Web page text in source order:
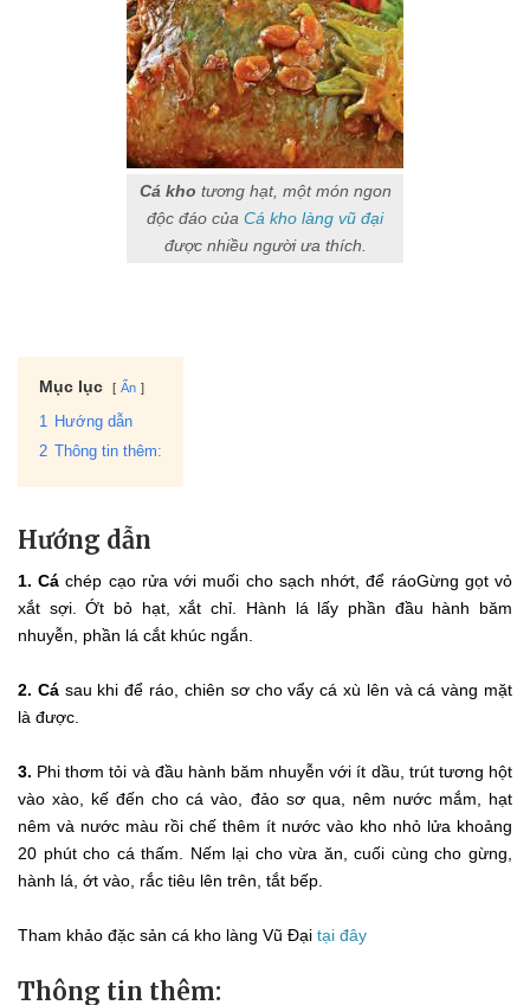
Cá kho tương hạt, một món ngon
độc đáo của Cá kho làng vũ đại
được nhiều người ưa thích.
Mục lục Ẩn
1
Hướng dẫn
2 Thông tin thêm:
Hướng dẫn
1. Cá chép cạo rửa với muối cho sạch nhớt, để ráoGừng gọt vỏ
xắt sợi. Ớt bỏ hạt, xắt chỉ. Hành lá lấy phần đầu hành băm
nhuyễn, phần lá cắt khúc ngắn.
2. Cásau khi để ráo, chiên sơ cho vẩy cá xù lên và cá vàng mặt
là được.
3. Phi thơm tỏi và đầu hành băm nhuyễn với ít dầu, trút tương hột
vào xào, kế đến cho cá vào, đảo sơ qua, nêm nước mắm, hạt
nêm và nước màu rồi chế thêm ít nước vào kho nhỏ lửa khoảng
20 phút cho cá thấm. Nếm lại cho vừa ăn, cuối cùng cho gừng,
hành lá, ớt vào, rắc tiêu lên trên, tắt bếp.
Tham khảo đặc sản cá kho làng Vũ Đại tại đây
Thông tin thêm: